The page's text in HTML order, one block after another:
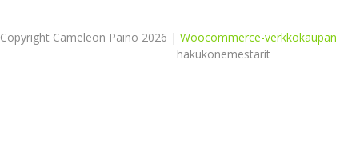
Copyright Cameleon Paino 2026 | Woocommerce-verkkokaupan
hakukonemestarit